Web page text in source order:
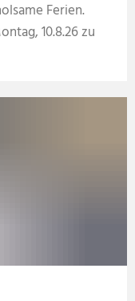
Ferien.
10.8.26 zu